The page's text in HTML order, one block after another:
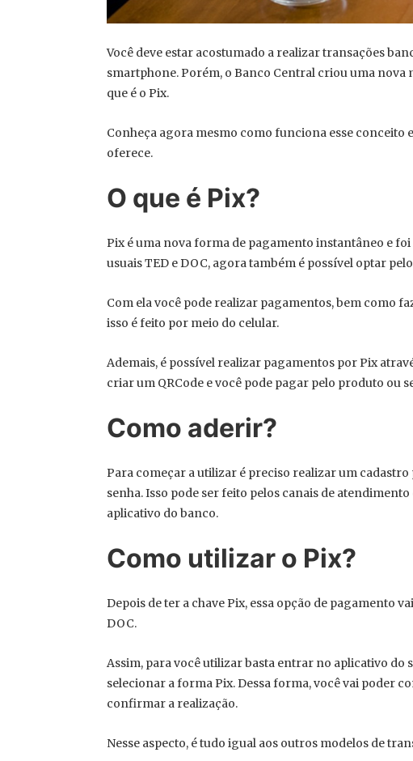
Você deve estar acostumado a realizar transações
smartphone. Porém, o Banco Central criou uma
que é o Pix.
Conheça agora mesmo como funciona esse conceito
oferece.
O que é Pix?
Pix é uma nova forma de pagamento instantâneo e
usuais TED e DOC, agora também é possível optar
Com ela você pode realizar pagamentos, bem como
isso é feito por meio do celular.
Ademais, é possível realizar pagamentos por Pix
criar um QRCode e você pode pagar pelo produto ou
Como aderir?
Para começar a utilizar é preciso realizar um cadastro
senha. Isso pode ser feito pelos canais de
aplicativo do banco.
Como utilizar o Pix?
Depois de ter a chave Pix, essa opção de pagamento
DOC.
Assim, para você utilizar basta entrar no aplicativo do
selecionar a forma Pix. Dessa forma, você vai poder
confirmar a realização.
Nesse aspecto, é tudo igual aos outros modelos de